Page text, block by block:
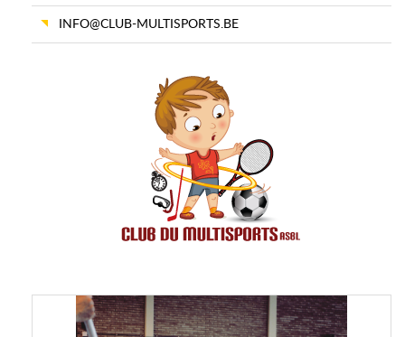
INFO@CLUB-MULTISPORTS.BE